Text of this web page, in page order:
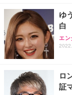
ゆ
白
エン
ロ
証